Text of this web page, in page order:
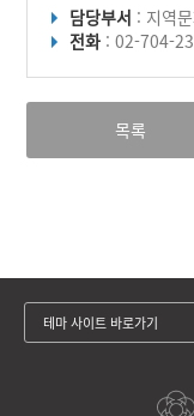
담당부서 : 지역
전화 : 02-704-
목록
테마 사이트 바로가기